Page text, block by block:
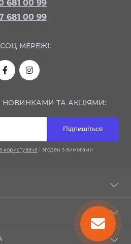
681 00 99
681 00 99
СОЦ МЕРЕЖІ:
НОВИНКАМИ ТА АКЦІЯМИ:
Підпишіться
користувача і згоден з вимогами